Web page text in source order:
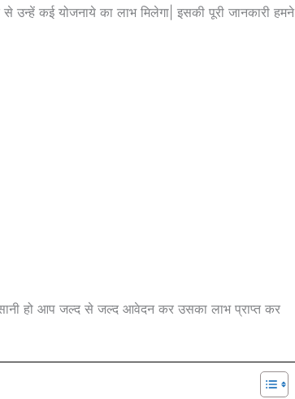
उन्हें कई योजनाये का लाभ मिलेगा| इसकी पूरी जानकारी हमने
हो आप जल्द से जल्द आवेदन कर उसका लाभ प्राप्त कर